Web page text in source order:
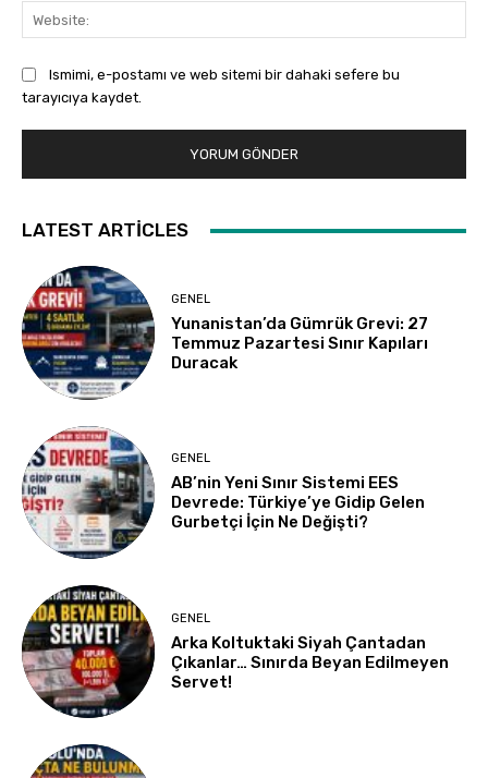
Ismimi, e-postamı ve web sitemi bir dahaki sefere bu
tarayıcıya kaydet.
LATEST ARTICLES
GENEL
Yunanistan’da Gümrük Grevi: 27
Temmuz Pazartesi Sınır Kapıları
Duracak
GENEL
AB’nin Yeni Sınır Sistemi EES
Devrede: Türkiye’ye Gidip Gelen
Gurbetçi İçin Ne Değişti?
GENEL
Arka Koltuktaki Siyah Çantadan
Çıkanlar… Sınırda Beyan Edilmeyen
Servet!